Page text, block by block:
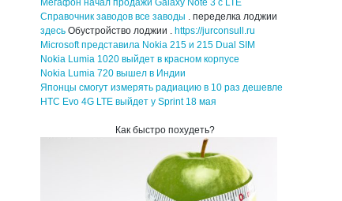
Мегафон начал продажи Galaxy Note 3 с LTE
Справочник заводов все заводы . переделка лоджии
здесь Обустройство лоджии . https://jurconsull.ru
Microsoft представила Nokia 215 и 215 Dual SIM
Nokia Lumia 1020 выйдет в красном корпусе
Nokia Lumia 720 вышел в Индии
Японцы смогут измерять радиацию в 10 раз дешевле
HTC Evo 4G LTE выйдет у Sprint 18 мая
Как быстро похудеть?